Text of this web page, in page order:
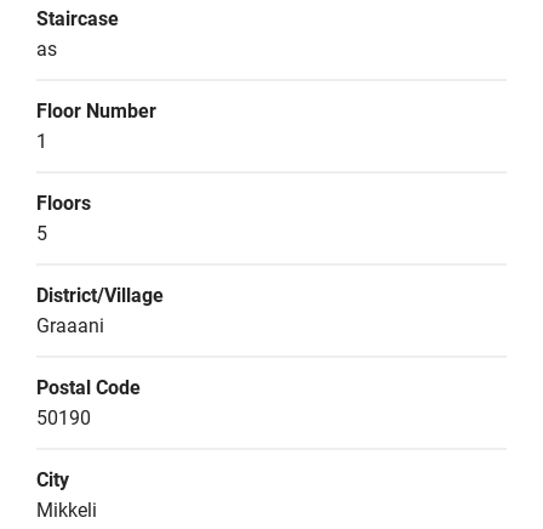
Staircase
as
Floor Number
1
Floors
5
District/Village
Graaani
Postal Code
50190
City
Mikkeli